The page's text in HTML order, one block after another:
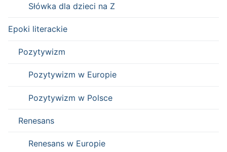
Słówka dla dzieci na Z
Epoki literackie
Pozytywizm
Pozytywizm w Europie
Pozytywizm w Polsce
Renesans
Renesans w Europie